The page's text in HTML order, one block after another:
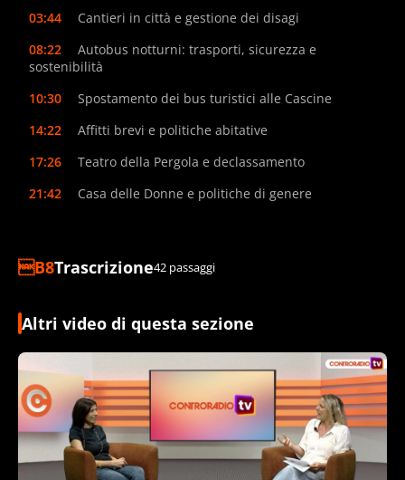
03:44
Cantieri in città e gestione dei disagi
08:22
Autobus notturni: trasporti, sicurezza e
sostenibilità
10:30
Spostamento dei bus turistici alle Cascine
14:22
Affitti brevi e politiche abitative
17:26
Teatro della Pergola e declassamento
21:42
Casa delle Donne e politiche di genere
Trascrizione42 passaggi
Altri video di questa sezione